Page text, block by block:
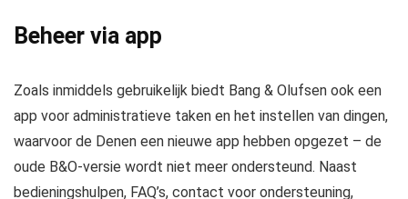
Beheer via app
Zoals inmiddels gebruikelijk biedt Bang & Olufsen ook een
app voor administratieve taken en het instellen van dingen,
waarvoor de Denen een nieuwe app hebben opgezet – de
oude B&O-versie wordt niet meer ondersteund. Naast
bedieningshulpen, FAQ’s, contact voor ondersteuning,